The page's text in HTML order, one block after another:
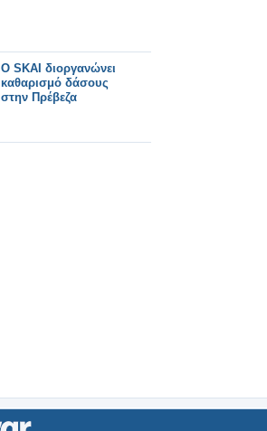
Ο SKAI διοργανώνει
καθαρισμό δάσους
στην Πρέβεζα